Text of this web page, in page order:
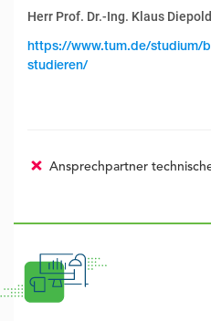
Herr Prof. Dr.-Ing. Klaus Diepold
https://www.tum.de/studium/
studieren/
Ansprechpartner